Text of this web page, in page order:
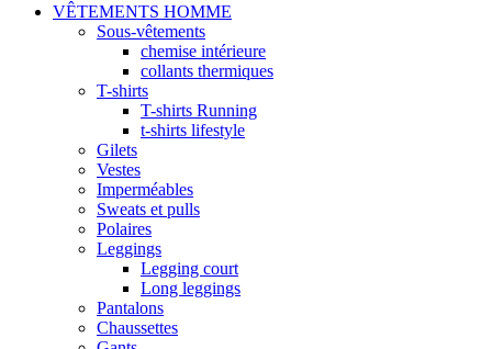
VÊTEMENTS HOMME
Sous-vêtements
chemise intérieure
collants thermiques
T-shirts
T-shirts Running
t-shirts lifestyle
Gilets
Vestes
Imperméables
Sweats et pulls
Polaires
Leggings
Legging court
Long leggings
Pantalons
Chaussettes